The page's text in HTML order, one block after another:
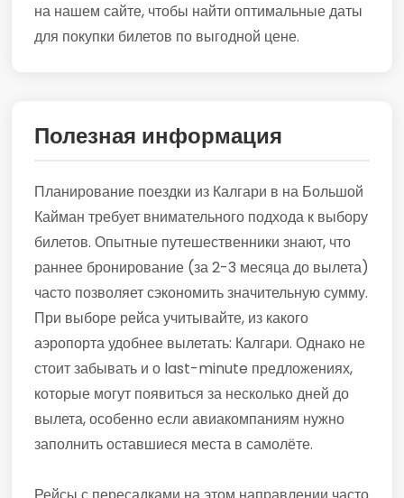
на нашем сайте, чтобы найти оптимальные даты
для покупки билетов по выгодной цене.
Полезная информация
Планирование поездки из Калгари в на Большой
Кайман требует внимательного подхода к выбору
билетов. Опытные путешественники знают, что
раннее бронирование (за 2-3 месяца до вылета)
часто позволяет сэкономить значительную сумму.
При выборе рейса учитывайте, из какого
аэропорта удобнее вылетать: Калгари. Однако не
стоит забывать и о last-minute предложениях,
которые могут появиться за несколько дней до
вылета, особенно если авиакомпаниям нужно
заполнить оставшиеся места в самолёте.